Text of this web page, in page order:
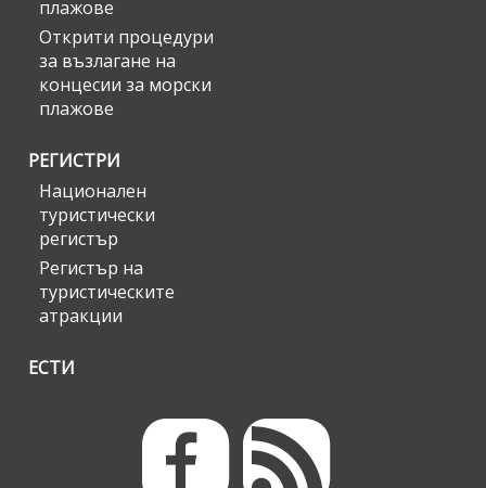
плажове
Открити процедури
за възлагане на
концесии за морски
плажове
РЕГИСТРИ
Национален
туристически
регистър
Регистър на
туристическите
атракции
ЕСТИ